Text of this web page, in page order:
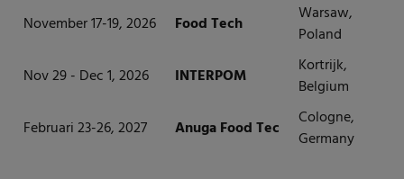
November 17-19, 2026
Food Tech
Warsaw,
Poland
Nov 29 - Dec 1, 2026
INTERPOM
Kortrijk,
Belgium
Februari 23-26, 2027
Anuga Food Tec
Cologne,
Germany